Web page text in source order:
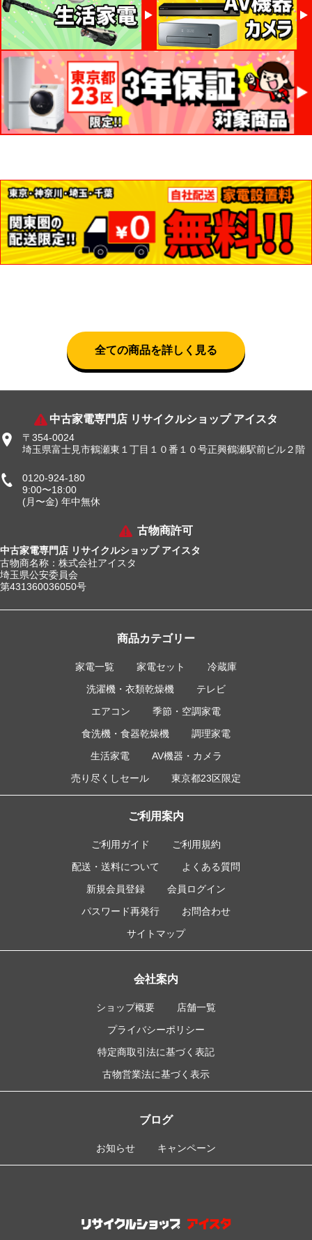
全ての商品を詳しく見る
中古家電専門店 リサイクルショップ アイスタ
〒354-0024
埼玉県富士見市鶴瀬東１丁目１０番１０号正興鶴瀬駅前ビル２階
0120-924-180
9:00〜18:00
(月〜金) 年中無休
古物商許可
中古家電専門店 リサイクルショップ アイスタ
古物商名称：株式会社アイスタ
埼玉県公安委員会
第431360036050号
商品カテゴリー
家電一覧 家電セット
冷蔵庫
洗濯機・衣類乾燥機
テレビ
エアコン
季節・空調家電
食洗機・食器乾燥機
調理家電
生活家電
AV機器・カメラ
売り尽くしセール
東京都23区限定
ご利用案内
ご利用ガイド
ご利用規約
配送・送料について
よくある質問
新規会員登録
会員ログイン
パスワード再発行
お問合わせ
サイトマップ
会社案内
ショップ概要
店舗一覧
プライバシーポリシー
特定商取引法に基づく表記
古物営業法に基づく表示
ブログ
お知らせ キャンペーン